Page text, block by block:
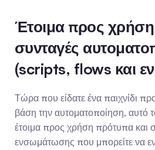
Έτοιμα προς
συνταγές
(scripts, flows και
Τώρα που είδατε ένα παιχνίδι
βάση την αυτοματοποίηση, αυτό
έτοιμα προς χρήση πρότυπα και
ενσωμάτωσης που μπορείτε να